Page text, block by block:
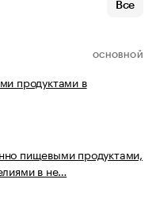
Все
ОСНОВНОЙ
продуктами в
пищевыми продуктами,
в не…